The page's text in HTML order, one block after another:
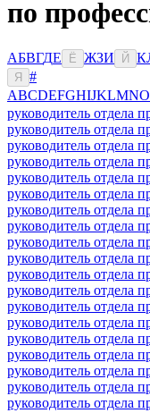
по
АБВГДЕ Ё ЖЗИ Й К
Я
#
ABCDEFGHIJKLMNO
руководитель отдела
руководитель отдела
руководитель отдела
руководитель отдела
руководитель отдела
руководитель отдела
руководитель отдела
руководитель отдела
руководитель отдела
руководитель отдела
руководитель отдела
руководитель отдела
руководитель отдела
руководитель отдела
руководитель отдела
руководитель отдела
руководитель отдела
руководитель отдела
руководитель отдела